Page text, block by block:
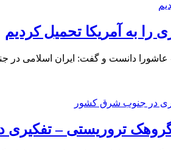
به آمریکا تحمیل کردیم
دانست و گفت: ایران اسلامی در